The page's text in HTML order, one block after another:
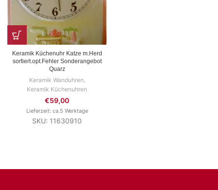
Keramik Küchenuhr Katze m.Herd
sortiert.opt.Fehler Sonderangebot
Quarz
Keramik Wanduhren,
Keramik Küchenuhren
€59,00
Lieferzeit: ca.5 Werktage
SKU: 11630910